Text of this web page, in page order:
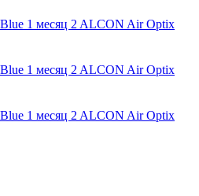
ALCON Air Optix
ALCON Air Optix
ALCON Air Optix